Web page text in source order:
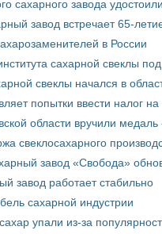
сахарного завода
завод встречает 65-
в России
сахарной свеклы
свеклы начался в
попытки ввести налог
области вручили
свеклосахарного
завод «Свобода»
завод работает стабильно
сахарной индустрии
упали из-за